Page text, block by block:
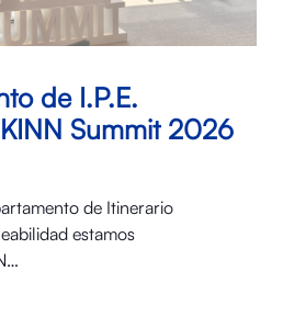
de I.P.E.
Summit 2026
de Itinerario
estamos